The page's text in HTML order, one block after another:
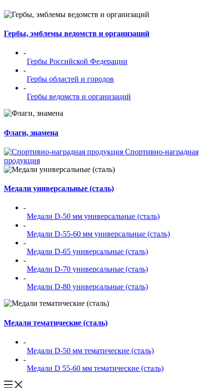
Гербы, эмблемы ведомств и организаций
-
Гербы Российской Федерации
-
Гербы областей и городов
-
Гербы ведомств и организаций
Флаги, знамена
Спортивно-наградная
продукция
Медали универсальные (сталь)
-
Медали D-50 мм универсальные (сталь)
-
Медали D-55-60 мм универсальные (сталь)
-
Медали D-65 универсальные (сталь)
-
Медали D-70 универсальные (сталь)
-
Медали D-80 универсальные (сталь)
Медали тематические (сталь)
-
Медали D-50 мм тематические (сталь)
-
Медали D 55-60 мм тематические (сталь)